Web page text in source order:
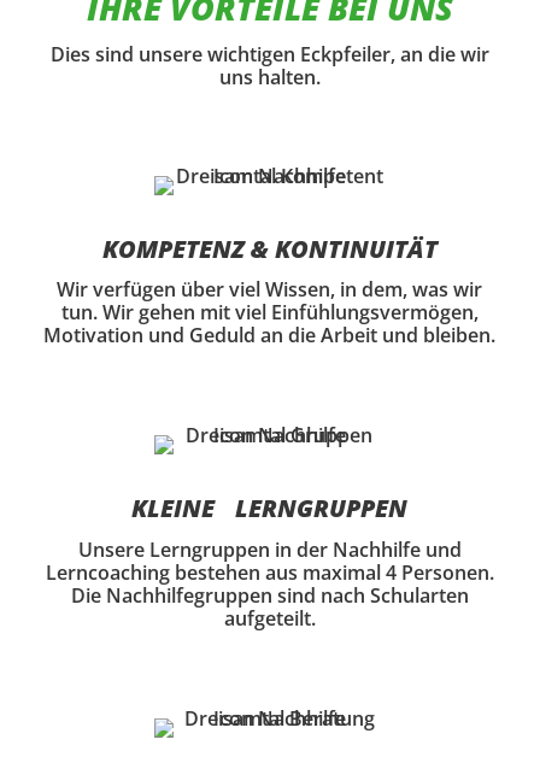
Dies sind unsere wichtigen Eckpfeiler, an die wir
uns halten.
KOMPETENZ & KONTINUITÄT
Wir verfügen über viel Wissen, in dem, was wir
tun. Wir gehen mit viel Einfühlungsvermögen,
Motivation und Geduld an die Arbeit und bleiben.
KLEINE LERNGRUPPEN
Unsere Lerngruppen in der Nachhilfe und
Lerncoaching bestehen aus maximal 4 Personen.
Die Nachhilfegruppen sind nach Schularten
aufgeteilt.